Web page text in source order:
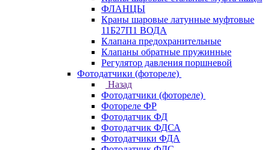
ФЛАНЦЫ
Краны шаровые латунные муфтовые
11Б27П1 ВОДА
Клапана предохранительные
Клапаны обратные пружинные
Регулятор давления поршневой
Фотодатчики (фотореле)
Назад
Фотодатчики (фотореле)
Фотореле ФР
Фотодатчик ФД
Фотодатчик ФДСА
Фотодатчики ФДА